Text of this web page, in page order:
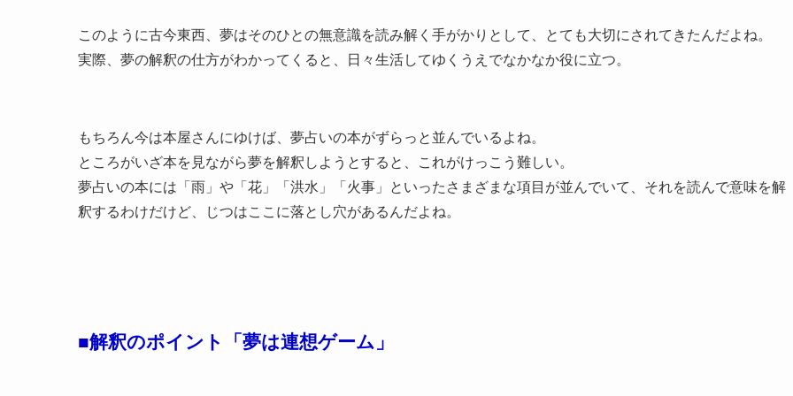
このように古今東西、夢はそのひとの無意識を読み解く手がかりとして、とても大切にされてきたんだよね。
実際、夢の解釈の仕方がわかってくると、日々生活してゆくうえでなかなか役に立つ。
もちろん今は本屋さんにゆけば、夢占いの本がずらっと並んでいるよね。
ところがいざ本を見ながら夢を解釈しようとすると、これがけっこう難しい。
夢占いの本には「雨」や「花」「洪水」「火事」といったさまざまな項目が並んでいて、それを読んで意味を解
釈するわけだけど、じつはここに落とし穴があるんだよね。
■解釈のポイント「夢は連想ゲーム」